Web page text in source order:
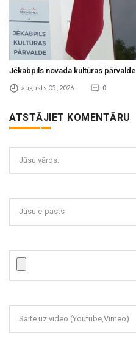
Jēkabpils novada kultūras
augusts 05 , 2026 0
ATSTĀJIET KOMENTĀRU
Jūsu vārds:
Jūsu e-pasts
Saite uz video (Youtube,Vimeo)